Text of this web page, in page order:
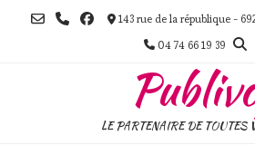
143 rue de la république -
04 74 66 19 39
LE PARTENAIRE DE TOUTES